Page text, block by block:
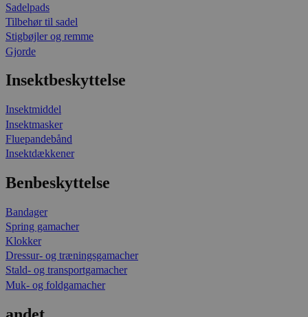
Sadelpads
Tilbehør til sadel
Stigbøjler og remme
Gjorde
Insektbeskyttelse
Insektmiddel
Insektmasker
Fluepandebånd
Insektdækkener
Benbeskyttelse
Bandager
Spring gamacher
Klokker
Dressur- og træningsgamacher
Stald- og transportgamacher
Muk- og foldgamacher